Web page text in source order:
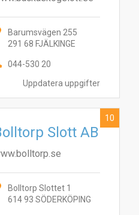
Uppdatera uppgifter
Barumsvägen 255
291 68 FJÄLKINGE
044-530 20
Slott AB
Bolltorp Slottet 1
614 93 SÖDERKÖPING
10